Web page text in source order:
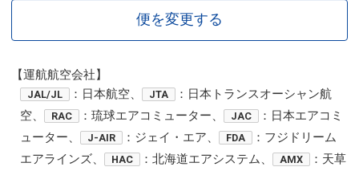
便を変更する
【運航航空会社】
JAL/JL ：日本航空、 JTA
：日本トランスオーシャン航
空、
RAC ：琉球エアコミューター、 JAC
：日本エアコミ
ューター、
J-AIR ：ジェイ・エア、 FDA
：フジドリーム
エアラインズ、
HAC ：北海道エアシステム、 AMX
：天草